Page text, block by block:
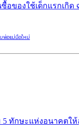
พ่อแม่มือใหม่